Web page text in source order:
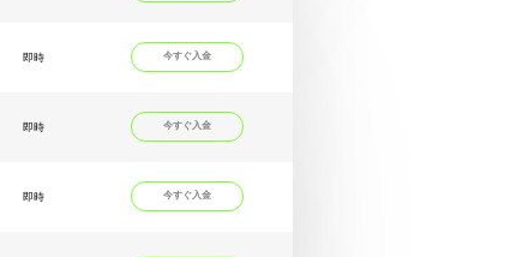
即時 今すぐ入金
即時 今すぐ入金
即時 今すぐ入金